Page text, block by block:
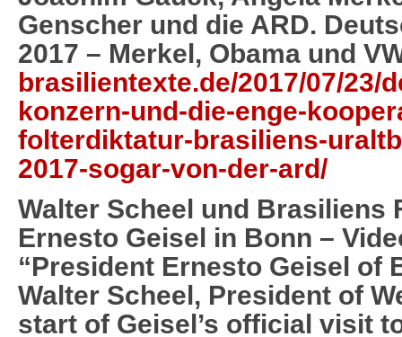
Genscher und die ARD.
2017 – Merkel, Obama und
brasilientexte.de/2017/07/23/
konzern-und-die-enge-
folterdiktatur-brasiliens-
2017-sogar-von-der-ard/
Walter Scheel und Brasiliens
Ernesto Geisel in Bonn –
“President Ernesto Geisel of
Walter Scheel, President of
start of Geisel’s official visit